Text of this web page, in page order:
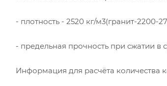
- плотность - 2520 кг/м3(гранит-2200-
- предельная прочность при сжатии
Информация для расчёта количества